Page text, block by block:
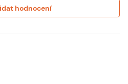
hodnocení